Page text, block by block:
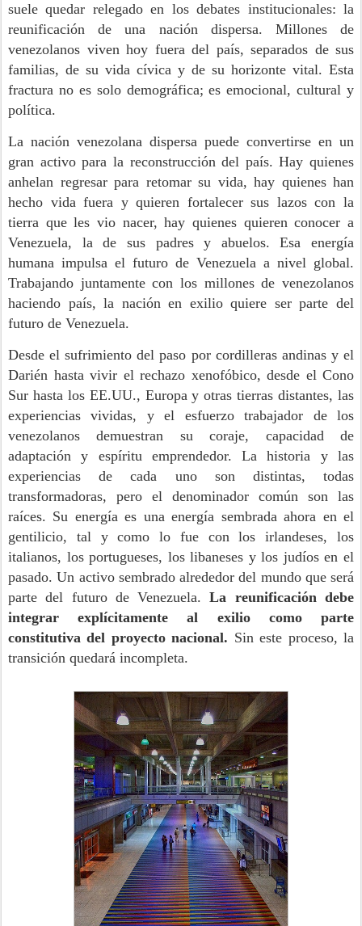
suele quedar relegado en los debates institucionales: la
reunificación de una nación dispersa. Millones de
venezolanos viven hoy fuera del país, separados de sus
familias, de su vida cívica y de su horizonte vital. Esta
fractura no es solo demográfica; es emocional, cultural y
política.
La nación venezolana dispersa puede convertirse en un
gran activo para la reconstrucción del país. Hay quienes
anhelan regresar para retomar su vida, hay quienes han
hecho vida fuera y quieren fortalecer sus lazos con la
tierra que les vio nacer, hay quienes quieren conocer a
Venezuela, la de sus padres y abuelos. Esa energía
humana impulsa el futuro de Venezuela a nivel global.
Trabajando juntamente con los millones de venezolanos
haciendo país, la nación en exilio quiere ser parte del
futuro de Venezuela.
Desde el sufrimiento del paso por cordilleras andinas y el
Darién hasta vivir el rechazo xenofóbico, desde el Cono
Sur hasta los EE.UU., Europa y otras tierras distantes, las
experiencias vividas, y el esfuerzo trabajador de los
venezolanos demuestran su coraje, capacidad de
adaptación y espíritu emprendedor. La historia y las
experiencias de cada uno son distintas, todas
transformadoras, pero el denominador común son las
raíces. Su energía es una energía sembrada ahora en el
gentilicio, tal y como lo fue con los irlandeses, los
italianos, los portugueses, los libaneses y los judíos en el
pasado. Un activo sembrado alrededor del mundo que será
parte del futuro de Venezuela.La reunificación debe
integrar explícitamente al exilio como parte
constitutiva del proyecto nacional. Sin este proceso, la
transición quedará incompleta.